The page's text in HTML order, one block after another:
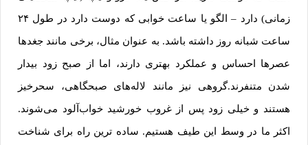
زمانی) دارد – الگو یا ساعت خوابی که دوست دارد در طول ۲۴
ساعت شبانه روز داشته باشد. به عنوان مثال، برخی مانند جغدها
عصرها احساس و عملکرد بهتری دارند، اما از صبح زود بیدار
شدن متنفرند.گروهی نیز مانند لاله‌های صبحگاهی، سحرخیز
هستند و خیلی زود پس از غروب خورشید خواب‌آلود می‌شوند.
اکثر ما در وسط این طیف هستیم. ساده ترین راه برای شناخت